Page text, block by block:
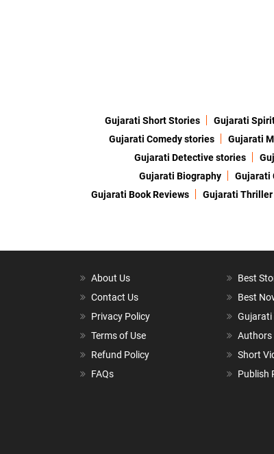
Gujarati Short Stories Gujarati
Gujarati Comedy stories
Gujarati
Gujarati Detective stories
Gujarati Biography
Gujarati
Gujarati Book Reviews
Gujarati Thriller
About Us
Contact Us
Privacy Policy
Terms of Use
Refund Policy
FAQs
Best
Best
Gujarati
Authors
Short
Publish